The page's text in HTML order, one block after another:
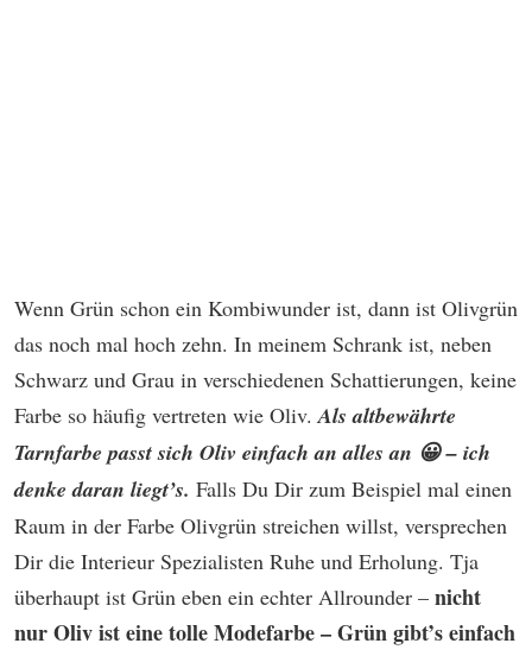
Wenn Grün schon ein Kombiwunder ist, dann ist Olivgrün
das noch mal hoch zehn. In meinem Schrank ist, neben
Schwarz und Grau in verschiedenen Schattierungen, keine
Farbe so häufig vertreten wie Oliv.Als altbewährte
Tarnfarbe passt sich Oliv einfach an alles an 😀 – ich
denke daran liegt’s. Falls Du Dir zum Beispiel mal einen
Raum in der Farbe Olivgrün streichen willst, versprechen
Dir die Interieur Spezialisten Ruhe und Erholung. Tja
überhaupt ist Grün eben ein echter Allrounder – nicht
nur Oliv ist eine tolle Modefarbe – Grün gibt’s einfach